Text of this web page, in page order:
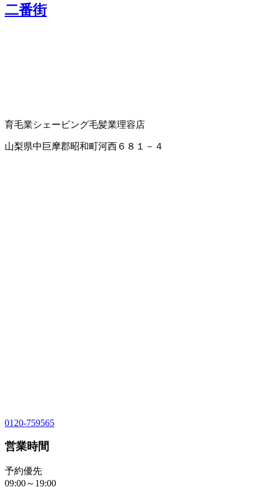
二番街
育毛業シェービング毛髪業理容店
山梨県中巨摩郡昭和町河西６８１－４
0120-759565
営業時間
予約優先
09:00～19:00